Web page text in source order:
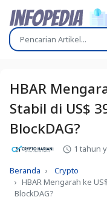
HBAR
Stabil di US$
BlockDAG?
1 tahun
Beranda
Crypto
HBAR Mengarah ke
BlockDAG?